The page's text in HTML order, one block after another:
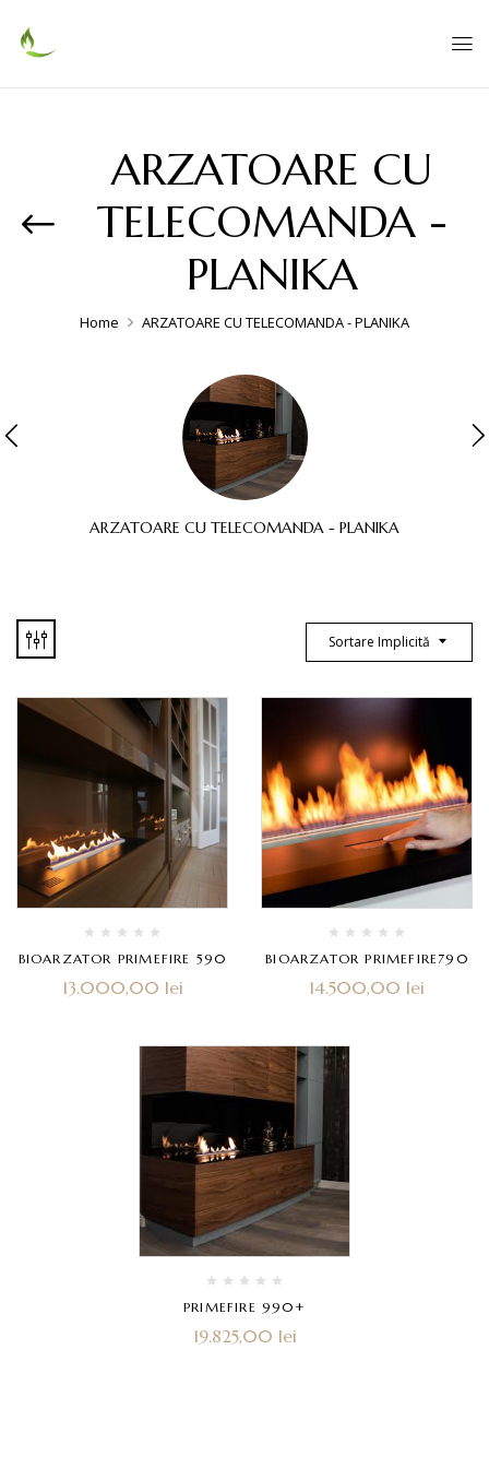
ARZATOARE CU
TELECOMANDA -
PLANIKA
Home ARZATOARE CU TELECOMANDA - PLANIKA
ARZATOARE CU TELECOMANDA - PLANIKA
Sortare Implicită
BIOARZATOR PRIMEFIRE 590
13.000,00 lei
BIOARZATOR PRIMEFIRE790
14.500,00 lei
PRIMEFIRE 990+
19.825,00 lei